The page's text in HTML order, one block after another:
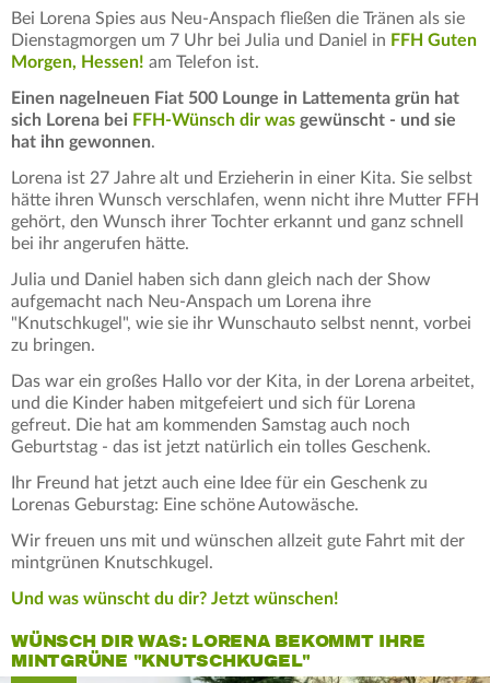
Bei Lorena Spies aus Neu-Anspach fließen die Tränen als sie
Dienstagmorgen um 7 Uhr bei Julia und Daniel in FFH Guten
Morgen, Hessen! am Telefon ist.
Einen nagelneuen Fiat 500 Lounge in Lattementa grün hat
sich Lorena bei FFH-Wünsch dir was gewünscht - und sie
hat ihn gewonnen.
Lorena ist 27 Jahre alt und Erzieherin in einer Kita. Sie selbst
hätte ihren Wunsch verschlafen, wenn nicht ihre Mutter FFH
gehört, den Wunsch ihrer Tochter erkannt und ganz schnell
bei ihr angerufen hätte.
Julia und Daniel haben sich dann gleich nach der Show
aufgemacht nach Neu-Anspach um Lorena ihre
"Knutschkugel", wie sie ihr Wunschauto selbst nennt, vorbei
zu bringen.
Das war ein großes Hallo vor der Kita, in der Lorena arbeitet,
und die Kinder haben mitgefeiert und sich für Lorena
gefreut. Die hat am kommenden Samstag auch noch
Geburtstag - das ist jetzt natürlich ein tolles Geschenk.
Ihr Freund hat jetzt auch eine Idee für ein Geschenk zu
Lorenas Geburstag: Eine schöne Autowäsche.
Wir freuen uns mit und wünschen allzeit gute Fahrt mit der
mintgrünen Knutschkugel.
Und was wünscht du dir? Jetzt wünschen!
WÜNSCH DIR WAS: LORENA BEKOMMT IHRE
MINTGRÜNE "KNUTSCHKUGEL"